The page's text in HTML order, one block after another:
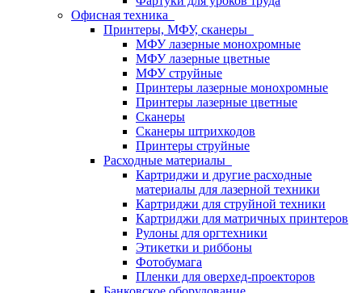
Офисная техника
Принтеры, МФУ, сканеры
МФУ лазерные монохромные
МФУ лазерные цветные
МФУ струйные
Принтеры лазерные монохромные
Принтеры лазерные цветные
Сканеры
Сканеры штрихкодов
Принтеры струйные
Расходные материалы
Картриджи и другие расходные
материалы для лазерной техники
Картриджи для струйной техники
Картриджи для матричных принтеров
Рулоны для оргтехники
Этикетки и риббоны
Фотобумага
Пленки для оверхед-проекторов